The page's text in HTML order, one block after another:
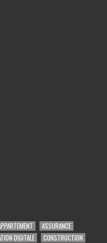
ASSURANCE
DIGITALE
CONSTRUCTION